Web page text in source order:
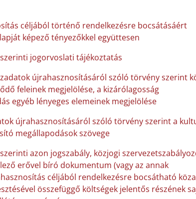
céljából történő rendelkezésre bocsátásáért
képező tényezőkkel együttesen
jogorvoslati tájékoztatás
újrahasznosításáról szóló törvény szerint
feleinek megjelölése, a kizárólagosság
egyéb lényeges elemeinek megjelölése
újrahasznosításáról szóló törvény szerint a
megállapodások szövege
azon jogszabály, közjogi
erővel bíró dokumentum (vagy az annak
céljából rendelkezésre bocsátható
összefüggő költségek jelentős részének